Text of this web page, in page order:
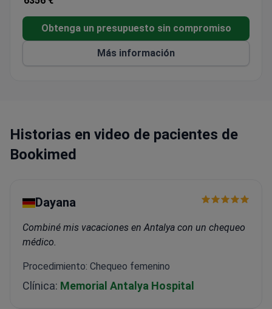
Obtenga un presupuesto sin compromiso
Más información
Historias en video de pacientes de
Bookimed
Dayana
Combiné mis vacaciones en Antalya con un chequeo
médico.
Procedimiento: Chequeo femenino
Clínica: Memorial Antalya Hospital